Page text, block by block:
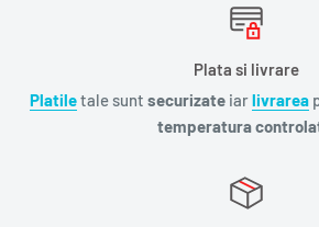
Plata si livrare
Platiletale sunt securizate iarlivrarea
temperatura